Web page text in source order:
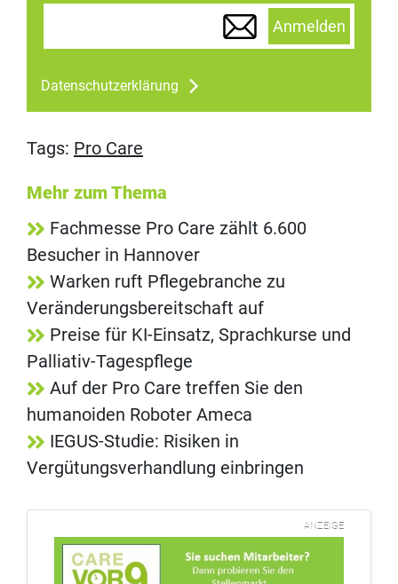
Anmelden
Datenschutzerklärung
Tags: Pro Care
Mehr zum Thema
Fachmesse Pro Care zählt 6.600
Besucher in Hannover
Warken ruft Pflegebranche zu
Veränderungsbereitschaft auf
Preise für KI-Einsatz, Sprachkurse und
Palliativ-Tagespflege
Auf der Pro Care treffen Sie den
humanoiden Roboter Ameca
IEGUS-Studie: Risiken in
Vergütungsverhandlung einbringen
ANZEIGE